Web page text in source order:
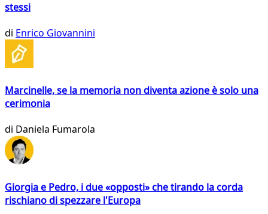
stessi
di Enrico Giovannini
Marcinelle, se la memoria non diventa azione è solo una
cerimonia
di Daniela Fumarola
Giorgia e Pedro, i due «opposti» che tirando la corda
rischiano di spezzare l'Europa